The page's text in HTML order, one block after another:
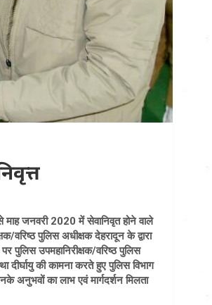
माह जनवरी 2020 में सेवानिवृत होने वाले
वरिष्ठ पुलिस अधीक्षक देहरादून के द्वारा
पुलिस उपमहानिरीक्षक/वरिष्ठ पुलिस
दीर्घायु की कामना करते हुए पुलिस विभाग
अनुभवों का लाभ एवं मार्गदर्शन मिलता